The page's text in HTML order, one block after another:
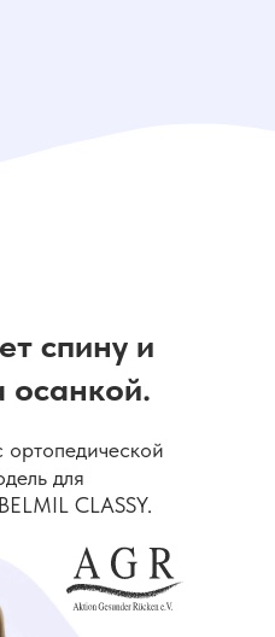
для
CLASSY.
спину и
осанкой.